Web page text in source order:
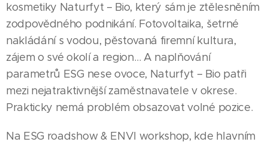
kosmetiky Naturfyt – Bio, který sám je ztělesněním
zodpovědného podnikání. Fotovoltaika, šetrné
nakládání s vodou, pěstovaná firemní kultura,
zájem o své okolí a region… A naplňování
parametrů ESG nese ovoce, Naturfyt – Bio patři
mezi nejatraktivnější zaměstnavatele v okrese.
Prakticky nemá problém obsazovat volné pozice.
Na ESG roadshow & ENVI workshop, kde hlavním